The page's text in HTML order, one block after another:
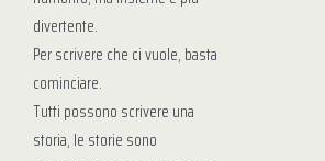
divertente.
Per scrivere che ci vuole, basta
cominciare.
Tutti possono scrivere una
storia, le storie sono